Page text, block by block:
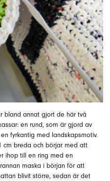
bland annat gjort de här två
en rund, som är gjord av
fyrkantig med landskapsmotiv.
cm breda och börjar med att
ihop till en ring med en
maska i början för att
blivit större, sedan är det